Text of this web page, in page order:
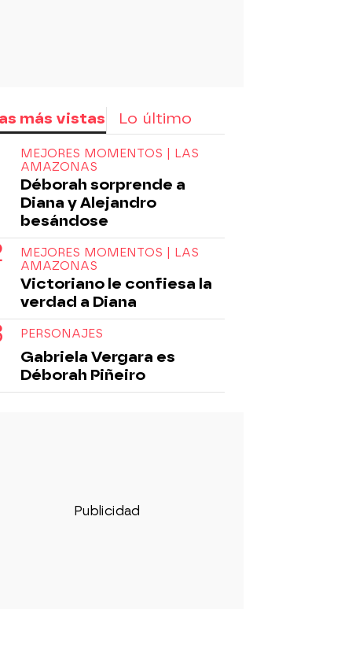
más vistas Lo último
MEJORES MOMENTOS | LAS
AMAZONAS
Déborah sorprende a
Diana y Alejandro
besándose
MEJORES MOMENTOS | LAS
AMAZONAS
Victoriano le confiesa la
verdad a Diana
PERSONAJES
Gabriela Vergara es
Déborah Piñeiro